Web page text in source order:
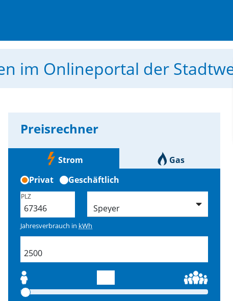
im Onlineportal der
Preisrechner
Strom
Gas
Privat
Geschäftlich
PLZ
Jahresverbrauch in kWh
field.productSearch.buildingSize